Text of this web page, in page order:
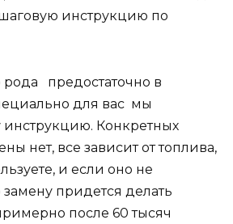
инструкцию по
рода предостаточно в
для вас мы
инструкцию. Конкретных
нет, все зависит от топлива,
и если оно не
замену придется делать
после 60 тысяч